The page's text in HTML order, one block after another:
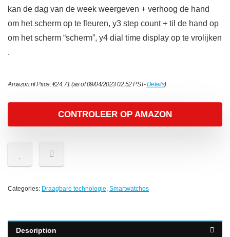
kan de dag van de week weergeven + verhoog de hand
om het scherm op te fleuren, y3 step count + til de hand op
om het scherm “scherm”, y4 dial time display op te vrolijken
.
Amazon.nl Price:€24.71 (as of 09/04/2023 02:52 PST-Details)
CONTROLEER OP AMAZON
Categories: Draagbare technologie, Smartwatches
Description